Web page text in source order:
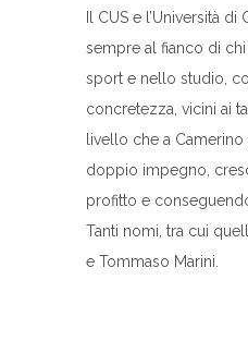
Il CUS e l’Università
sempre al fianco di
sport e nello studio,
concretezza, vicini ai
livello che a
doppio impegno,
profitto e
Tanti nomi, tra cui
e Tommaso Marini.